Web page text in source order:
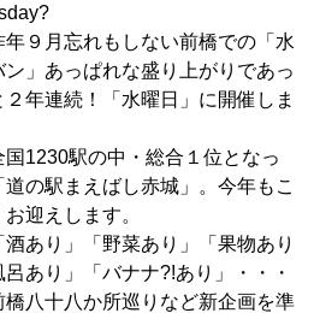
９月忘れもしない前橋での「水
」あっぱれな盛り上がりであっ
年連続！「水曜日」に開催しま
1230駅の中・総合１位となっ
の駅まえばし赤城」。今年もこ
迎えします。
酒あり」「野菜あり」「果物あり
あり」「バナナ?!あり」・・・
八十八か所巡りなど新企画を準